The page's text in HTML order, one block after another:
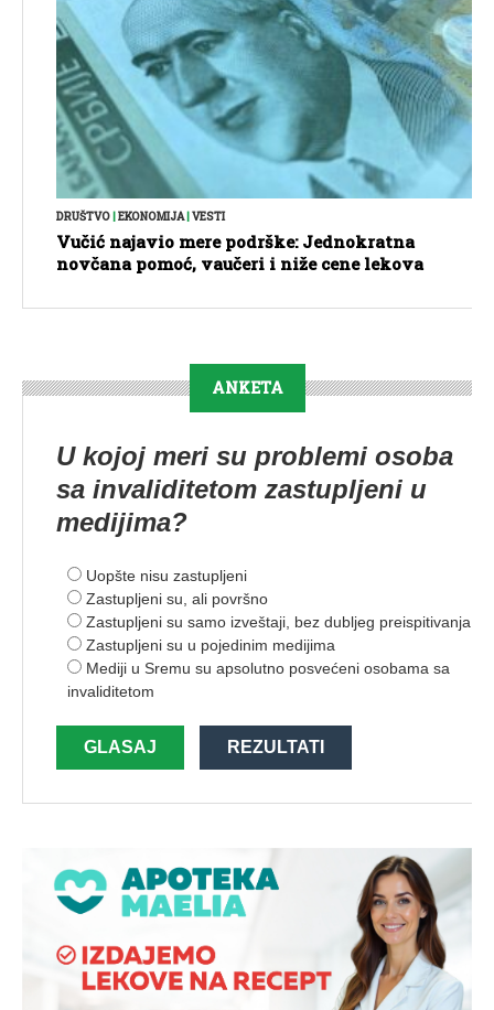
DRUŠTVO|EKONOMIJA|VESTI
Vučić najavio mere podrške: Jednokratna
novčana pomoć, vaučeri i niže cene lekova
ANKETA
U kojoj meri su problemi osoba
sa invaliditetom zastupljeni u
medijima?
Uopšte nisu zastupljeni
Zastupljeni su, ali površno
Zastupljeni su samo izveštaji, bez dubljeg preispitivanja
Zastupljeni su u pojedinim medijima
Mediji u Sremu su apsolutno posvećeni osobama sa
invaliditetom
GLASAJ REZULTATI